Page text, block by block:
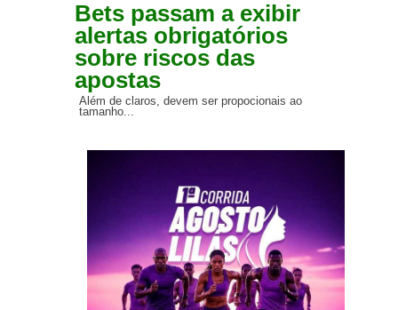
Bets passam a exibir
alertas obrigatórios
sobre riscos das
apostas
Além de claros, devem ser propocionais ao
tamanho...